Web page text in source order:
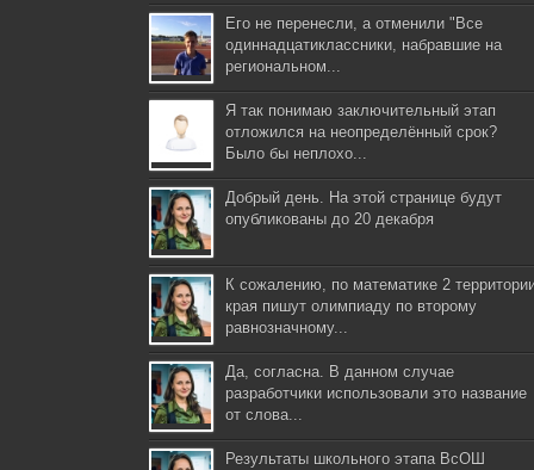
Его не перенесли, а отменили "Все
одиннадцатиклассники, набравшие на
региональном...
Я так понимаю заключительный этап
отложился на неопределённый срок?
Было бы неплохо...
Добрый день. На этой странице будут
опубликованы до 20 декабря
К сожалению, по математике 2
края пишут олимпиаду по второму
равнозначному...
Да, согласна. В данном случае
разработчики использовали это название
от слова...
Результаты школьного этапа ВсОШ